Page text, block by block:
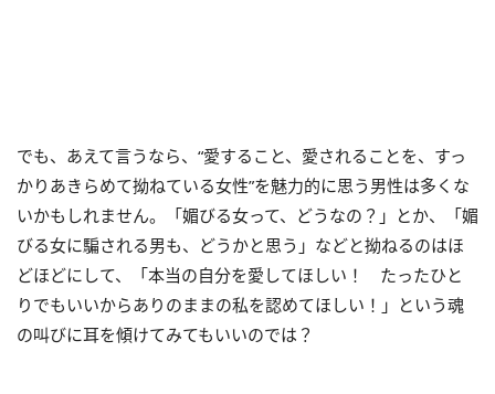
でも、あえて言うなら、“愛すること、愛されることを、すっ
かりあきらめて拗ねている女性”を魅力的に思う男性は多くな
いかもしれません。「媚びる女って、どうなの？」とか、「媚
びる女に騙される男も、どうかと思う」などと拗ねるのはほ
どほどにして、「本当の自分を愛してほしい！ たったひと
りでもいいからありのままの私を認めてほしい！」という魂
の叫びに耳を傾けてみてもいいのでは？